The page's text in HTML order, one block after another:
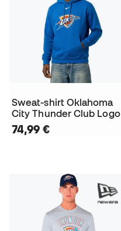
Sweat-shirt Oklahoma
City Thunder Club Logo
74,99 €